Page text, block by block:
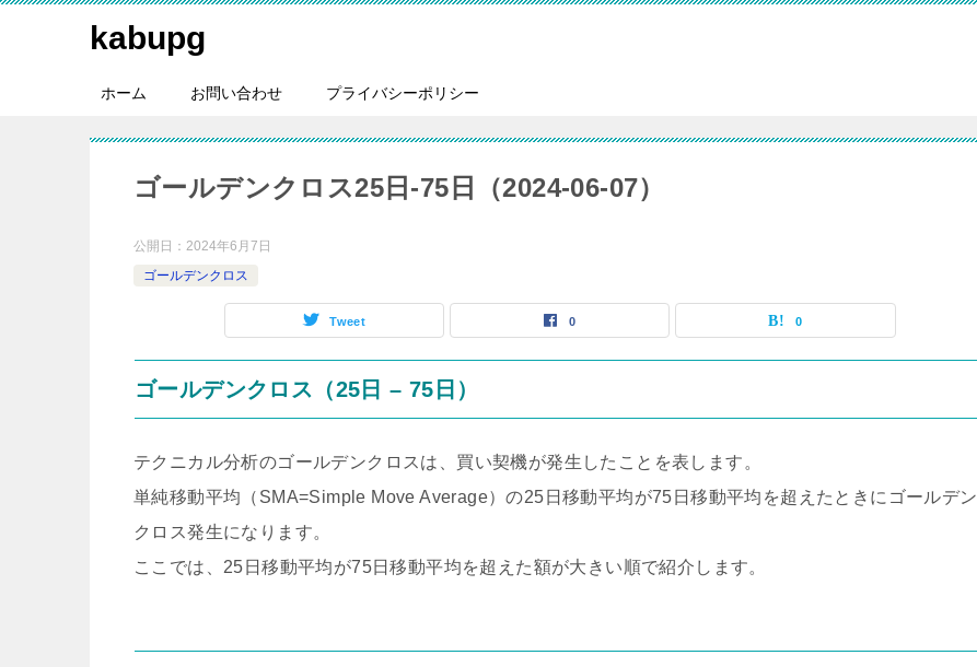
kabupg
ホーム お問い合わせ プライバシーポリシー
ゴールデンクロス25日-75日（2024-06-07）
公開日： 2024年6月7日
ゴールデンクロス
Tweet 0 0
ゴールデンクロス（25日 – 75日）
テクニカル分析のゴールデンクロスは、買い契機が発生したことを表します。
単純移動平均（SMA=Simple Move Average）の25日移動平均が75日移動平均を超えたときにゴールデン
クロス発生になります。
ここでは、25日移動平均が75日移動平均を超えた額が大きい順で紹介します。